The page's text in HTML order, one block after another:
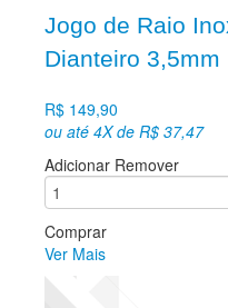
Jogo de Raio
Dianteiro 3,5mm
R$ 149,90
ou até 4X de R$ 37,47
Adicionar Remover
Comprar
Ver Mais